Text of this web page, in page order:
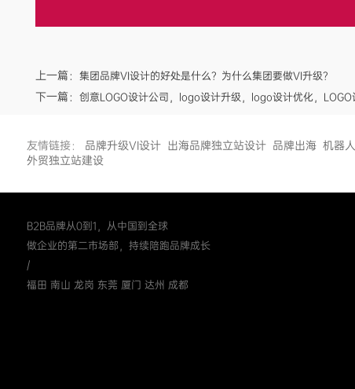
上一篇： 集团品牌VI设计的好处是什么？为什么集团要做VI升级？
下一篇： 创意LOGO设计公司，logo设计升级，logo设计优化，LOGO
友情链接： 品牌升级VI设计 出海品牌独立站设计 品牌出海 机器
外贸独立站建设
B2B品牌从0到1，从中国到全球
做企业的第二市场部，持续陪跑品牌成长
/
福田 南山 龙岗 东莞 厦门 达州 成都